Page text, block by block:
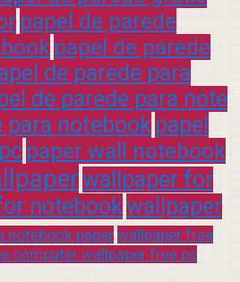
papel de parede
papel de parede
de parede para
de parede para note
para notebook papel
paper wall notebook
wallpaper for
notebookwallpaper
notebook paperwallpaper free
computer wallpaper free pc